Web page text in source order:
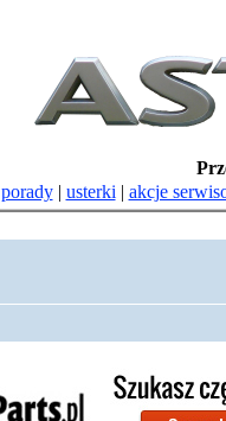
porady| usterki | akcje